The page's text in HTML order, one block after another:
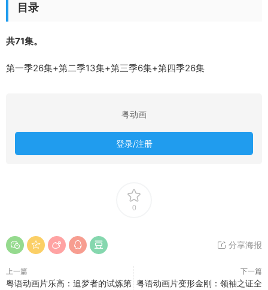
目录
共71集。
第一季26集+第二季13集+第三季6集+第四季26集
粤动画
登录/注册
0
分享海报
上一篇
粤语动画片乐高：追梦者的试炼第
下一篇
粤语动画片变形金刚：领袖之证全